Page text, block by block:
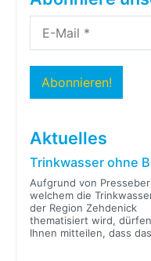
Aktuelles
Trinkwasser ohne
Aufgrund von
welchem die
der Region Zehdenick
thematisiert wird,
Ihnen mitteilen, dass das